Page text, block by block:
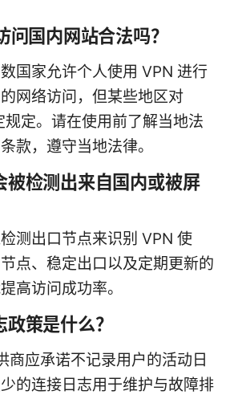
问国内网站合法吗？
国家允许个人使用 VPN 进行
网络访问，但某些地区对
定。请在使用前了解当地法
款，遵守当地法律。
被检测出来自国内或被屏
测出口节点来识别 VPN 使
点、稳定出口以及定期更新的
高访问成功率。
策是什么？
商应承诺不记录用户的活动日
的连接日志用于维护与故障排